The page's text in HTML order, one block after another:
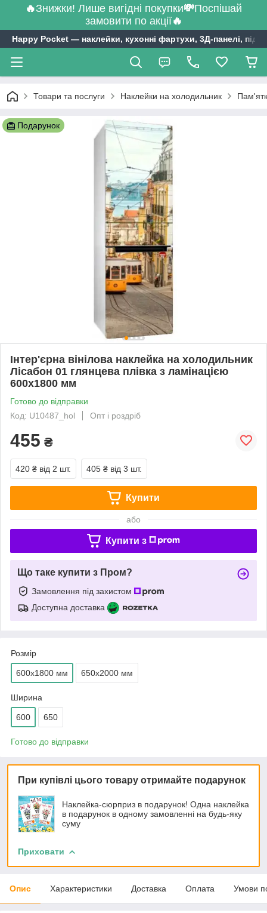
🔥Знижки! Лише вигідні покупки💸Поспішай
замовити по акції🔥
Happy Pocket ― наклейки, кухонні фартухи, 3Д-панелі,
Товари та послуги Наклейки на холодильник
Подарунок
Інтер'єрна вінілова наклейка на холодильник
Лісабон 01 глянцева плівка з ламінацією
600х1800 мм
Готово до відправки
Код: U10487_hol
Опт і роздріб
455 ₴
420 ₴ від 2 шт. 405 ₴ від 3 шт.
Купити
або
Купити з
Що таке купити з Пром?
Замовлення під захистом
Доступна доставка
Розмір
600х1800 мм 650х2000 мм
Ширина
600 650
Готово до відправки
При купівлі цього товару отримайте подарунок
Наклейка-сюрприз в подарунок! Одна наклейка
в подарунок в одному замовленні на будь-яку
суму
Приховати
Опис Характеристики Доставка Оплата Умови